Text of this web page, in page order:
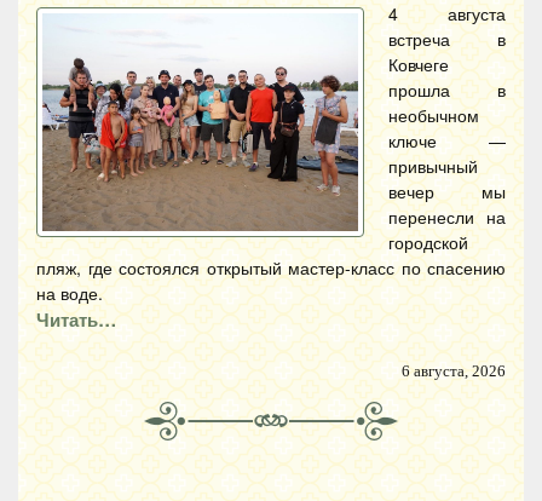
4 августа
встреча в
Ковчеге
прошла в
необычном
ключе —
привычный
вечер мы
перенесли на
городской
пляж, где состоялся открытый мастер-класс по спасению
на воде.
Читать…
6 августа, 2026